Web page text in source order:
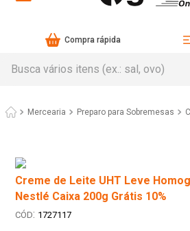
Compra rápida
Mercearia Preparo para Sobremesas
Creme de Leite UHT Leve
Nestlé Caixa 200g Grátis 10%
: 1727117